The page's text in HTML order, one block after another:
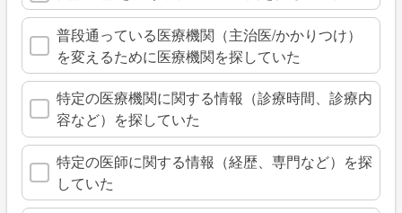
普段通っている医療機関（主治医/かかりつけ）
を変えるために医療機関を探していた
特定の医療機関に関する情報（診療時間、診療内
容など）を探していた
特定の医師に関する情報（経歴、専門など）を探
していた